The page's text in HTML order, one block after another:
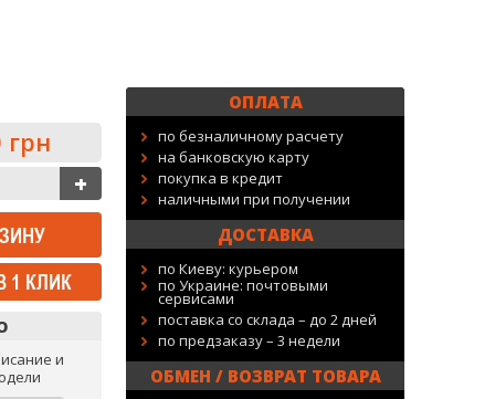
грн
1 КЛИК
и
ОПЛАТА
по безналичному расчету
на банковскую карту
покупка в кредит
наличными при получении
ДОСТАВКА
по Киеву: курьером
по Украине: почтовыми
сервисами
поставка со склада – до 2 дней
по предзаказу – 3 недели
ОБМЕН / ВОЗВРАТ ТОВАРА